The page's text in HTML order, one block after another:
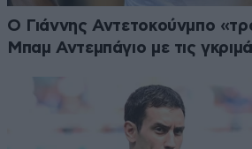
Ο Γιάννης Αντετοκούνμπο
Μπαμ Αντεμπάγιο με τις